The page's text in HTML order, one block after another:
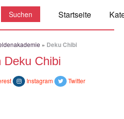
Startseite
» Deku Chibi
Deku Chibi
Instagram Twitter